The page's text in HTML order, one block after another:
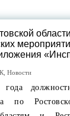
Новости
по